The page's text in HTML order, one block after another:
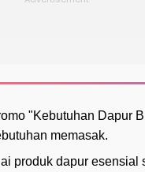
"Kebutuhan Dapur
memasak.
produk dapur esensial